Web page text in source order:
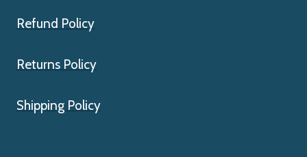
Refund Policy
Returns Policy
Shipping Policy